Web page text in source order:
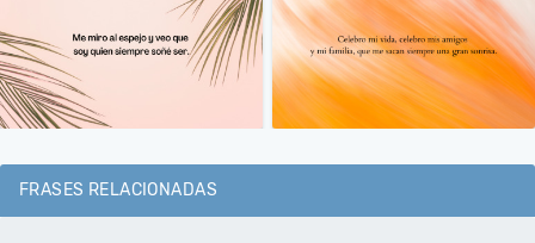
FRASES RELACIONADAS